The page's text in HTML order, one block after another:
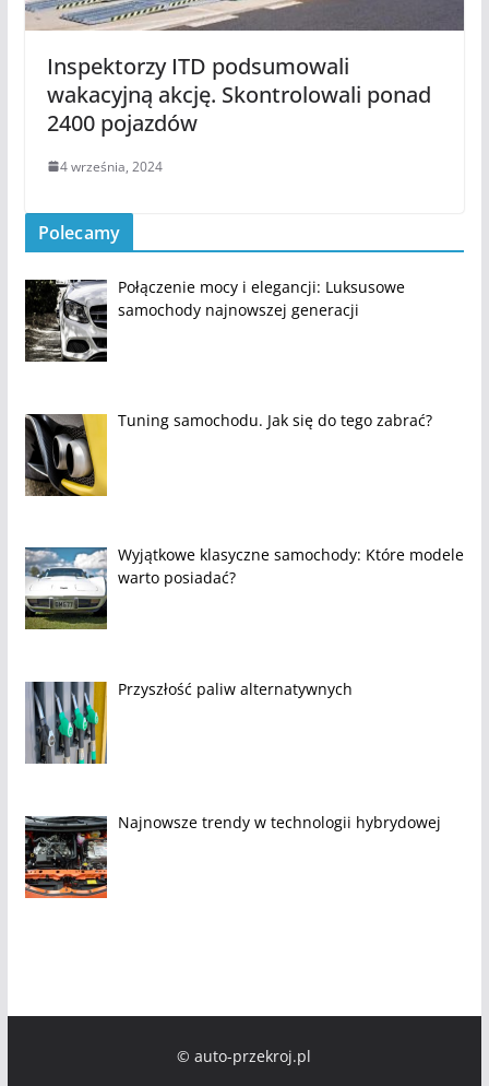
Inspektorzy ITD podsumowali
wakacyjną akcję. Skontrolowali ponad
2400 pojazdów
4 września, 2024
Polecamy
Połączenie mocy i elegancji: Luksusowe
samochody najnowszej generacji
Tuning samochodu. Jak się do tego zabrać?
Wyjątkowe klasyczne samochody: Które modele
warto posiadać?
Przyszłość paliw alternatywnych
Najnowsze trendy w technologii hybrydowej
© auto-przekroj.pl